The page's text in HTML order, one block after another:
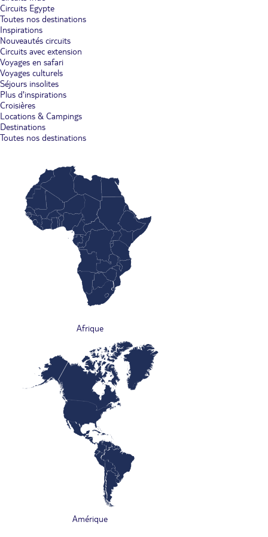
Circuits Egypte
Toutes nos destinations
Inspirations
Nouveautés circuits
Circuits avec extension
Voyages en safari
Voyages culturels
Séjours insolites
Plus d'inspirations
Croisières
Locations & Campings
Destinations
Toutes nos destinations
Afrique
Amérique